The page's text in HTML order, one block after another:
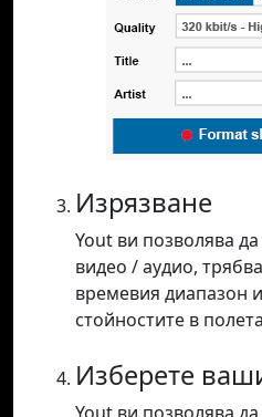
Изрязване
Yout ви позволява
видео / аудио,
времевия диапазон
стойностите в
Изберете